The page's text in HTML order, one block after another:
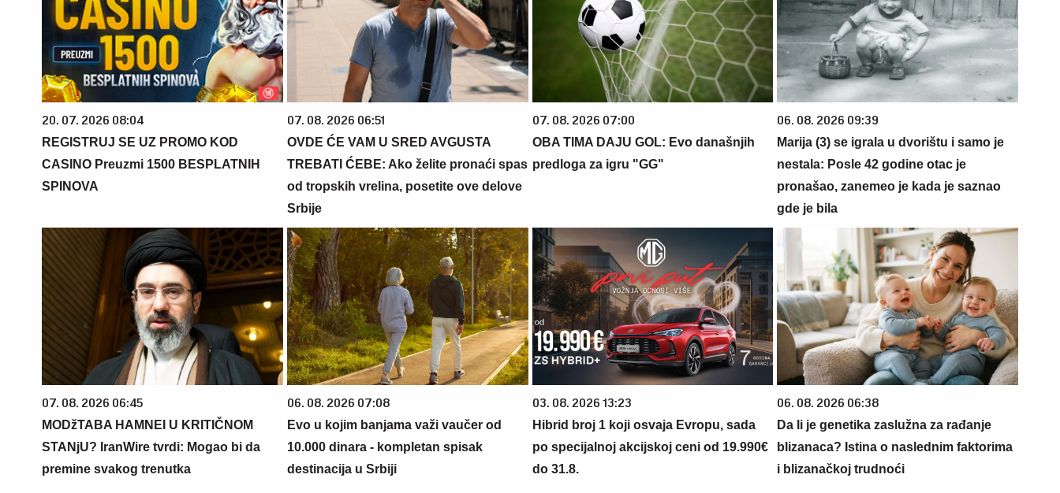
20. 07. 2026 08:04
REGISTRUJ SE UZ PROMO KOD
CASINO Preuzmi 1500 BESPLATNIH
SPINOVA
07. 08. 2026 06:51
OVDE ĆE VAM U SRED AVGUSTA
TREBATI ĆEBE: Ako želite pronaći spas
od tropskih vrelina, posetite ove delove
Srbije
07. 08. 2026 07:00
OBA TIMA DAJU GOL: Evo današnjih
predloga za igru "GG"
06. 08. 2026 09:39
Marija (3) se igrala u dvorištu i samo je
nestala: Posle 42 godine otac je
pronašao, zanemeo je kada je saznao
gde je bila
07. 08. 2026 06:45
MODžTABA HAMNEI U KRITIČNOM
STANjU? IranWire tvrdi: Mogao bi da
premine svakog trenutka
06. 08. 2026 07:08
Evo u kojim banjama važi vaučer od
10.000 dinara - kompletan spisak
destinacija u Srbiji
03. 08. 2026 13:23
Hibrid broj 1 koji osvaja Evropu, sada
po specijalnoj akcijskoj ceni od 19.990€
do 31.8.
06. 08. 2026 06:38
Da li je genetika zaslužna za rađanje
blizanaca? Istina o naslednim faktorima
i blizanačkoj trudnoći